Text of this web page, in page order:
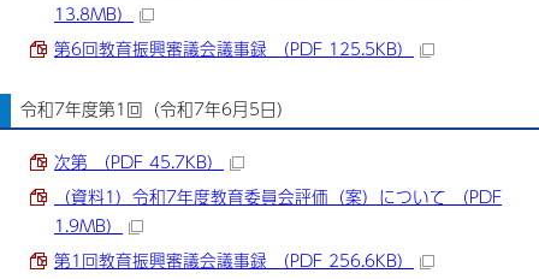
13.8MB）
第6回教育振興審議会議事録 （PDF 125.5KB）
令和7年度第1回（令和7年6月5日）
次第 （PDF 45.7KB）
（資料1）令和7年度教育委員会評価（案）について （PDF
1.9MB）
第1回教育振興審議会議事録 （PDF 256.6KB）